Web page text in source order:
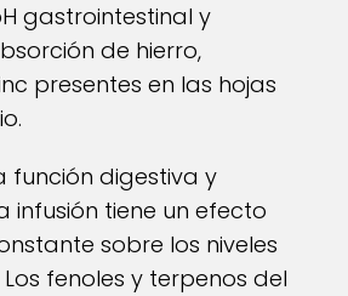
gastrointestinal y
de hierro,
presentes en las hojas
función digestiva y
infusión tiene un efecto
sobre los niveles
fenoles y terpenos del